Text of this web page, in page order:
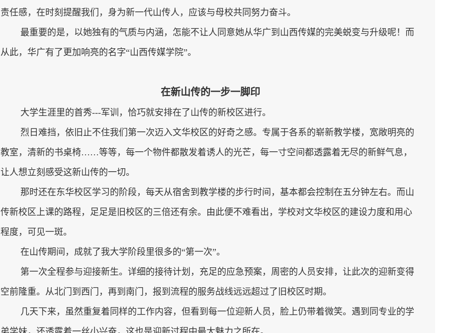
责任感，在时刻提醒我们，身为新一代山传人，应该与母校共同努力奋斗。
最重要的是，以她独有的气质与内涵，怎能不让人同意她从华广到山西传媒的完美蜕变与升级呢！而
从此，华广有了更加响亮的名字“山西传媒学院”。
在新山传的一步一脚印
大学生涯里的首秀---军训，恰巧就安排在了山传的新校区进行。
烈日难挡，依旧止不住我们第一次迈入文华校区的好奇之感。专属于各系的崭新教学楼，宽敞明亮的
教室，清新的书桌椅……等等，每一个物件都散发着诱人的光芒，每一寸空间都透露着无尽的新鲜气息，
让人想立刻感受这新山传的一切。
那时还在东华校区学习的阶段，每天从宿舍到教学楼的步行时间，基本都会控制在五分钟左右。而山
传新校区上课的路程，足足是旧校区的三倍还有余。由此便不难看出，学校对文华校区的建设力度和用心
程度，可见一斑。
在山传期间，成就了我大学阶段里很多的“第一次”。
第一次全程参与迎接新生。详细的接待计划，充足的应急预案，周密的人员安排，让此次的迎新变得
空前隆重。从北门到西门，再到南门，报到流程的服务战线远远超过了旧校区时期。
几天下来，虽然重复着同样的工作内容，但看到每一位迎新人员，脸上仍带着微笑。遇到同专业的学